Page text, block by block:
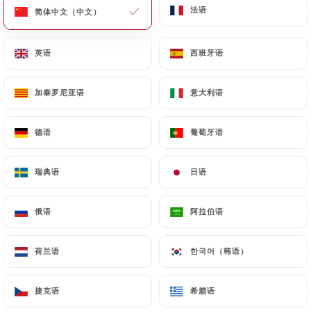
简体中文（中文） 法语
英语 西班牙语
加泰罗尼亚语 意大利语
德语 葡萄牙语
瑞典语 日语
俄语 阿拉伯语
荷兰语 한국어（韩语）
捷克语 希腊语
简体中文（中文） 法语
英语 西班牙语
加泰罗尼亚语 意大利语
德语 葡萄牙语
瑞典语 日语
俄语 阿拉伯语
荷兰语 한국어（韩语）
捷克语 希腊语